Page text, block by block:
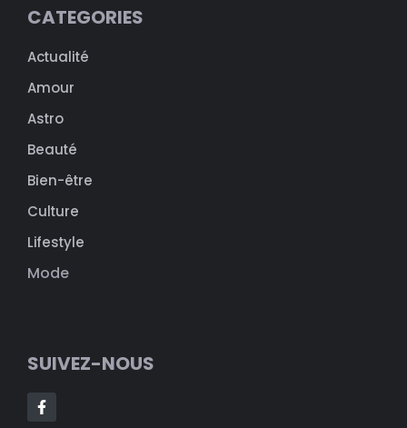
CATEGORIES
Actualité
Amour
Astro
Beauté
Bien-être
Culture
Lifestyle
Mode
SUIVEZ-NOUS